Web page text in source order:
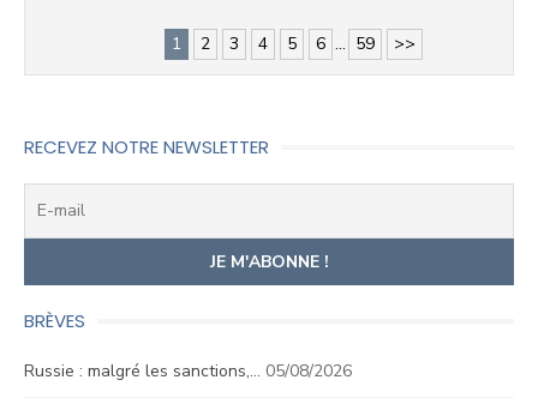
1 2 3 4 5 6 ... 59 >>
RECEVEZ NOTRE NEWSLETTER
BRÈVES
Russie : malgré les sanctions,… 05/08/2026